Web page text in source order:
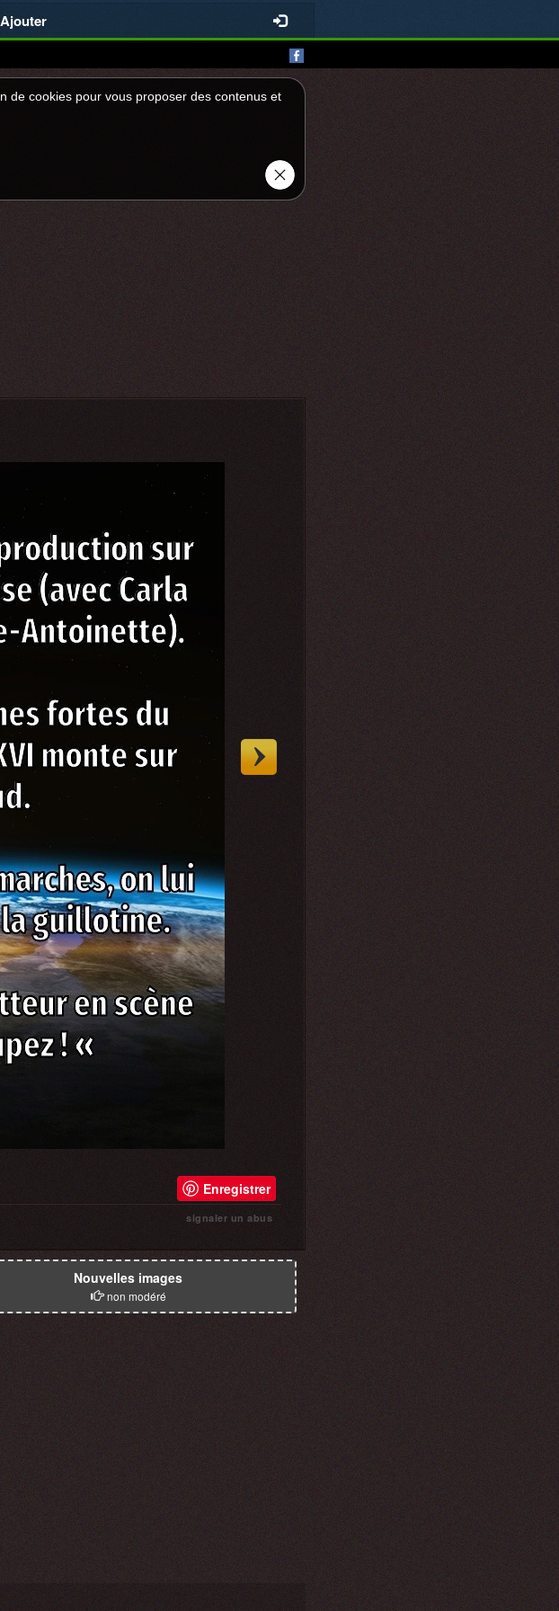
Ajouter
de cookies pour vous proposer des contenus et
Enregistrer
signaler un abus
Nouvelles images
non modéré